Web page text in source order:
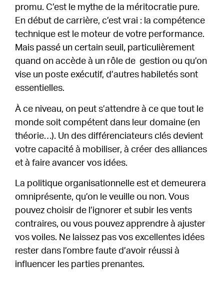
promu. C’est le mythe de la méritocratie pure.
En début de carrière, c’est vrai : la compétence
technique est le moteur de votre performance.
Mais passé un certain seuil, particulièrement
quand on accède à un rôle de gestion ou qu’on
vise un poste exécutif, d’autres habiletés sont
essentielles.
À ce niveau, on peut s’attendre à ce que tout le
monde soit compétent dans leur domaine (en
théorie…). Un des différenciateurs clés devient
votre capacité à mobiliser, à créer des alliances
et à faire avancer vos idées.
La politique organisationnelle est et demeurera
omniprésente, qu’on le veuille ou non. Vous
pouvez choisir de l’ignorer et subir les vents
contraires, ou vous pouvez apprendre à ajuster
vos voiles. Ne laissez pas vos excellentes idées
rester dans l’ombre faute d’avoir réussi à
influencer les parties prenantes.